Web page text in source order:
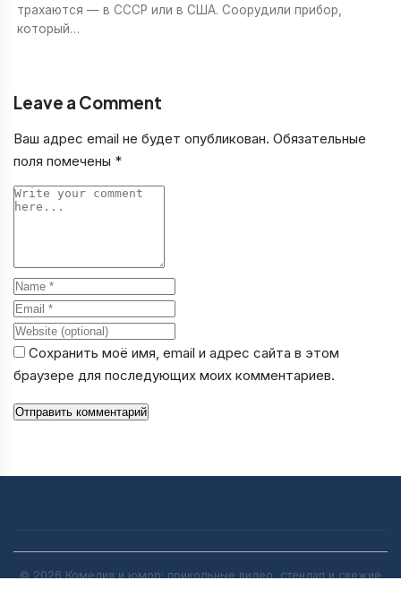
трахаются — в СССР или в США. Соорудили прибор,
который…
Leave a Comment
Ваш адрес email не будет опубликован. Обязательные
поля помечены *
Comment
Name
Email
Website
Сохранить моё имя, email и адрес сайта в этом
браузере для последующих моих комментариев.
Отправить комментарий
© 2026 Комедия и юмор: прикольные видео, стендап и свежие